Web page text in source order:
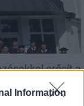
Information
erősít a